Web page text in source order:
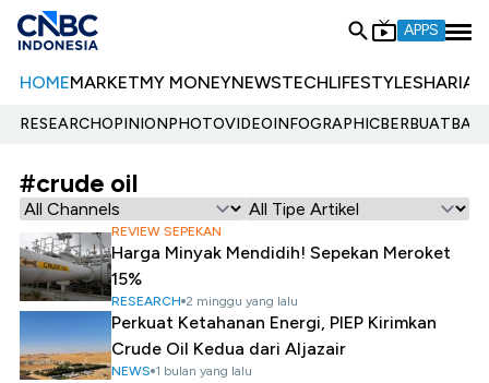
APPS
HOMEMARKETMY MONEYNEWSTECHLIFESTYLESHARIA
RESEARCHOPINIONPHOTOVIDEOINFOGRAPHIC
#crude oil
REVIEW SEPEKAN
Harga Minyak Mendidih! Sepekan Meroket
15%
RESEARCH 2 minggu yang lalu
Perkuat Ketahanan Energi, PIEP Kirimkan
Crude Oil Kedua dari Aljazair
NEWS 1 bulan yang lalu